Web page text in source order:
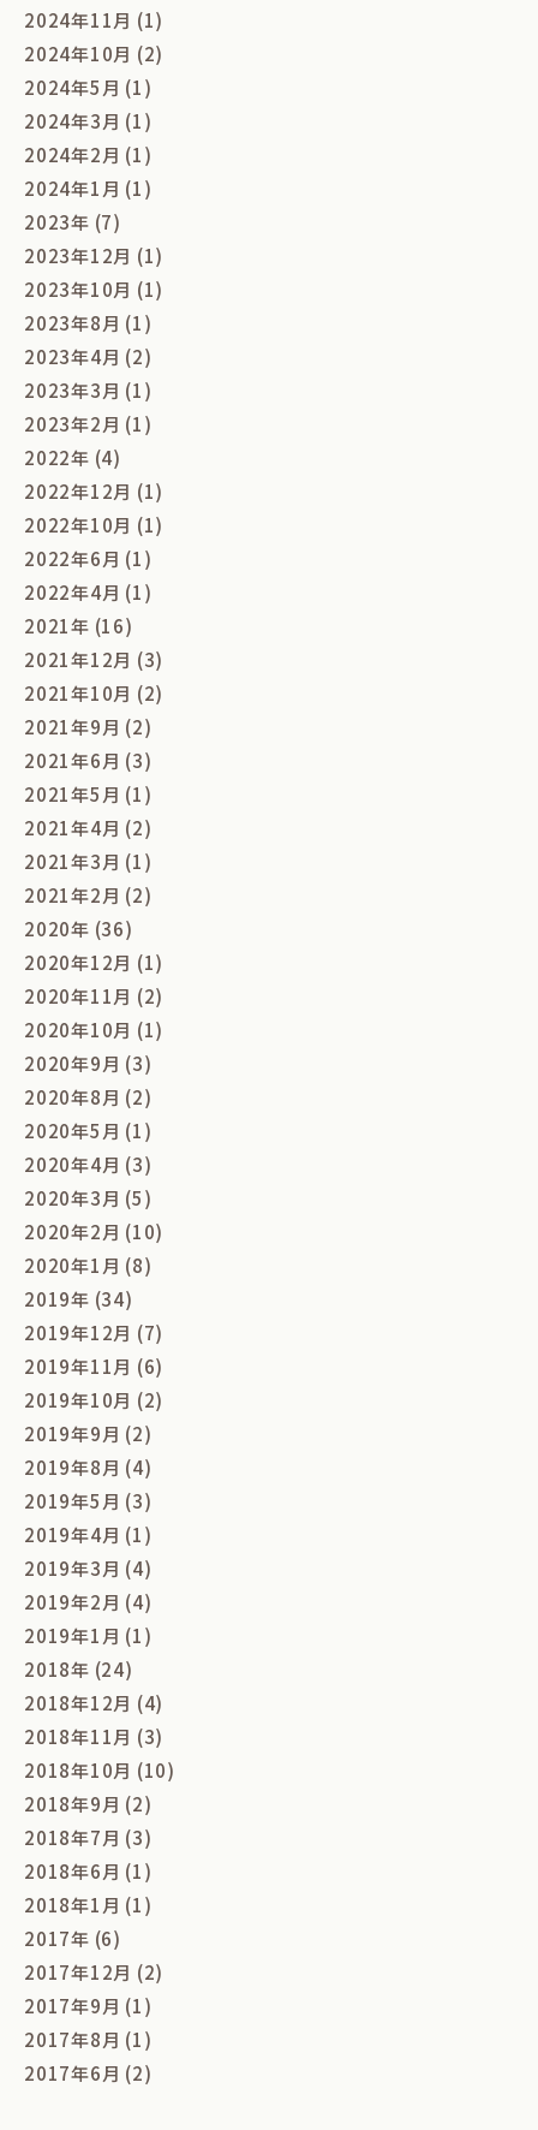
2024年11月 (1)
2024年10月 (2)
2024年5月 (1)
2024年3月 (1)
2024年2月 (1)
2024年1月 (1)
2023年 (7)
2023年12月 (1)
2023年10月 (1)
2023年8月 (1)
2023年4月 (2)
2023年3月 (1)
2023年2月 (1)
2022年 (4)
2022年12月 (1)
2022年10月 (1)
2022年6月 (1)
2022年4月 (1)
2021年 (16)
2021年12月 (3)
2021年10月 (2)
2021年9月 (2)
2021年6月 (3)
2021年5月 (1)
2021年4月 (2)
2021年3月 (1)
2021年2月 (2)
2020年 (36)
2020年12月 (1)
2020年11月 (2)
2020年10月 (1)
2020年9月 (3)
2020年8月 (2)
2020年5月 (1)
2020年4月 (3)
2020年3月 (5)
2020年2月 (10)
2020年1月 (8)
2019年 (34)
2019年12月 (7)
2019年11月 (6)
2019年10月 (2)
2019年9月 (2)
2019年8月 (4)
2019年5月 (3)
2019年4月 (1)
2019年3月 (4)
2019年2月 (4)
2019年1月 (1)
2018年 (24)
2018年12月 (4)
2018年11月 (3)
2018年10月 (10)
2018年9月 (2)
2018年7月 (3)
2018年6月 (1)
2018年1月 (1)
2017年 (6)
2017年12月 (2)
2017年9月 (1)
2017年8月 (1)
2017年6月 (2)